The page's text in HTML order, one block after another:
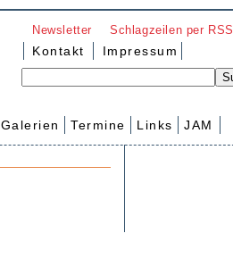
Newsletter Schlagzeilen per RSS
Kontakt Impressum
Galerien Termine Links JAM